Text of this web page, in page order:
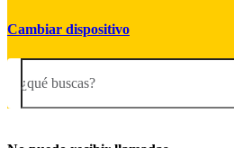
Cambiar dispositivo
¿qué buscas?